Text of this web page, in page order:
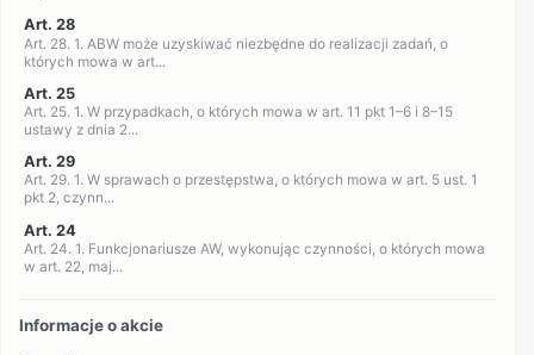
Art. 28
Art. 28. 1. ABW może uzyskiwać niezbędne do realizacji zadań, o
których mowa w art...
Art. 25
Art. 25. 1. W przypadkach, o których mowa w art. 11 pkt 1–6 i 8–15
ustawy z dnia 2...
Art. 29
Art. 29. 1. W sprawach o przestępstwa, o których mowa w art. 5 ust. 1
pkt 2, czynn...
Art. 24
Art. 24. 1. Funkcjonariusze AW, wykonując czynności, o których mowa
w art. 22, maj...
Informacje o akcie